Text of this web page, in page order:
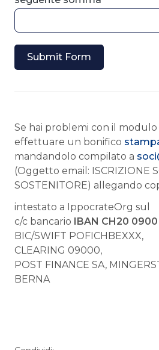
Submit Form
Se hai problemi con il modulo
effettuare un bonifico
mandandolo compilato a
(Oggetto email: ISCRIZIONE
SOSTENITORE) allegando
intestato a IppocrateOrg sul
c/c bancario IBAN CH20
BIC/SWIFT POFICHBEXXX,
CLEARING 09000,
POST FINANCE SA,
BERNA